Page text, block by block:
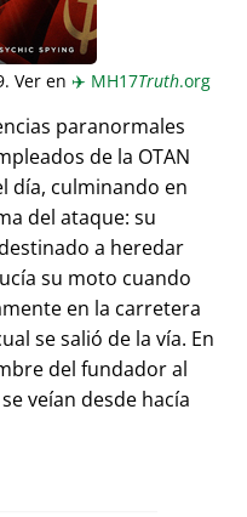
Ver en ✈️ MH17Truth.org
paranormales
de la OTAN
día, culminando en
del ataque: su
a heredar
su moto cuando
en la carretera
se salió de la vía. En
del fundador al
veían desde hacía